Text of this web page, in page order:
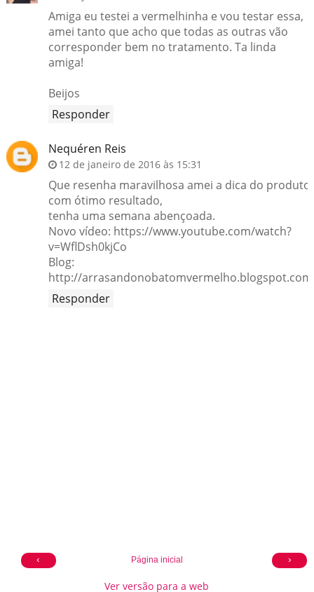
Amiga eu testei a vermelhinha e vou testar essa,
amei tanto que acho que todas as outras vão
corresponder bem no tratamento. Ta linda
amiga!
Beijos
Responder
Nequéren Reis
12 de janeiro de 2016 às 15:31
Que resenha maravilhosa amei a dica do produto
com ótimo resultado,
tenha uma semana abençoada.
Novo vídeo: https://www.youtube.com/watch?
v=WflDsh0kjCo
Blog:
http://
Responder
‹ ›
Página inicial
Ver versão para a web